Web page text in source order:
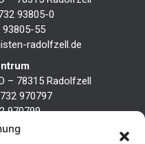
93805-0
55
radolfzell.de
78315 Radolfzell
970797
970799
radolfzell.de